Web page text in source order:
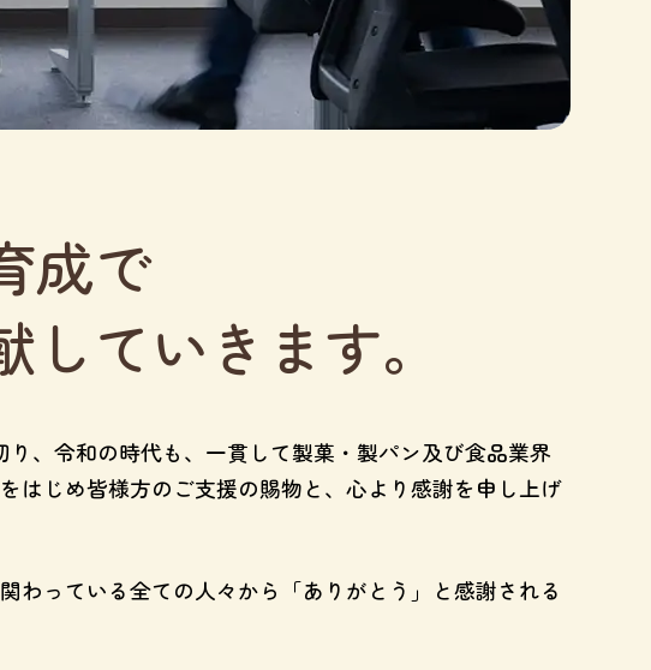
成で
ていきます。
、令和の時代も、一貫して製菓・製パン及び食品業界
はじめ皆様方のご支援の賜物と、心より感謝を申し上げ
わっている全ての人々から「ありがとう」と感謝される